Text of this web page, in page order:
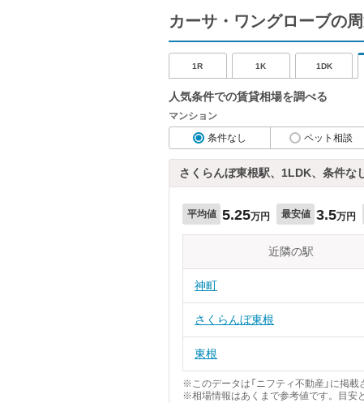
カーサ・ワングローブの
1R 1K 1DK
人気条件での賃貸相場を調べる
マンション
条件なし
ペット相談
さくらんぼ東根駅、1LDK、条件な
平均値 5.25万円 最安値 3.5万円
近隣の駅
神町
さくらんぼ東根
東根
※このデータは「ニフティ不動産」に掲
※相場情報はあくまで参考値です。目安